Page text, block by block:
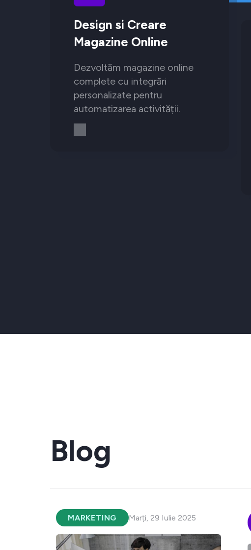
Design si Creare
Magazine Online
Dezvoltăm magazine online
complete cu integrări
personalizate pentru
automatizarea activității.
Blog
MARKETING Marți, 29 Iulie 2025